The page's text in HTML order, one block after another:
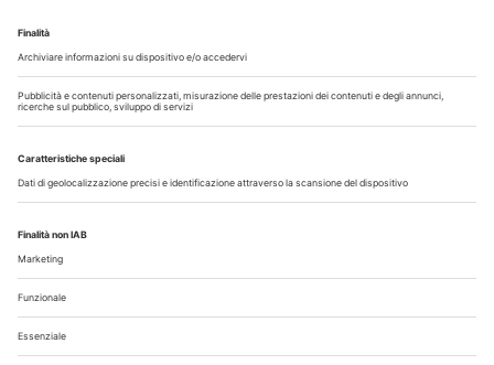
Il flusso di lavoro dell’odontoiatra chairside
Odontoiatria33
Copyright © 2026 - All Rights Reserved